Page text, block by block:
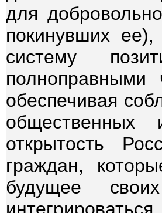
для
покинувших
систему
полноправными
обеспечивая
общественных
открытость
граждан,
будущее